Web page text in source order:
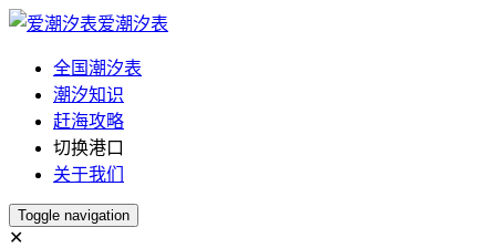
爱潮汐表
全国潮汐表
潮汐知识
赶海攻略
切换港口
关于我们
Toggle navigation
✕